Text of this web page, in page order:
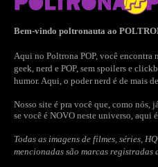
Bem-vindo poltronauta ao
Aqui no Poltrona POP, você
geek, nerd e POP, sem spoilers e
humor. Aqui, o poder nerd é de mais
Nosso site é pra você que, como nós,
se você é NOVO neste universo, aqui
Todas as imagens de filmes, séries,
mencionadas são marcas registradas